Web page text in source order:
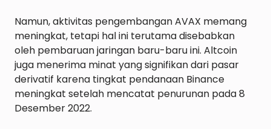
Namun, aktivitas pengembangan AVAX memang
meningkat, tetapi hal ini terutama disebabkan
oleh pembaruan jaringan baru-baru ini. Altcoin
juga menerima minat yang signifikan dari pasar
derivatif karena tingkat pendanaan Binance
meningkat setelah mencatat penurunan pada 8
Desember 2022.